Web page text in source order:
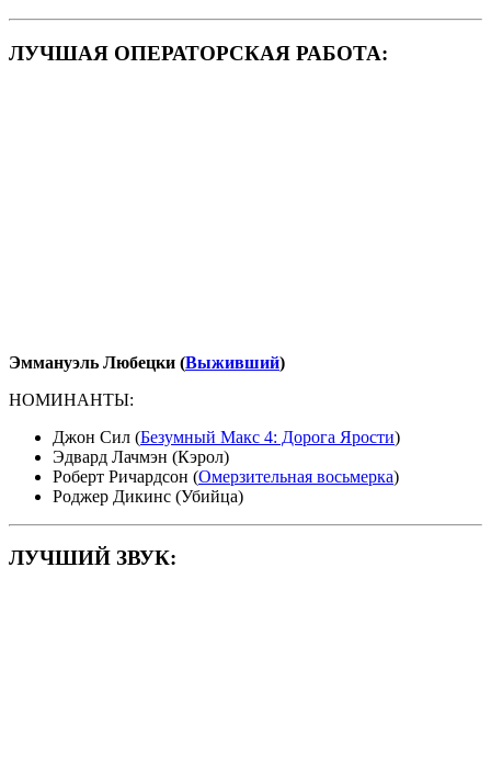
ЛУЧШАЯ ОПЕРАТОРСКАЯ РАБОТА:
Эммануэль Любецки (Выживший)
НОМИНАНТЫ:
Джон Сил (Безумный Макс 4: Дорога Ярости)
Эдвард Лачмэн (Кэрол)
Роберт Ричардсон (Омерзительная восьмерка)
Роджер Дикинс (Убийца)
ЛУЧШИЙ ЗВУК: